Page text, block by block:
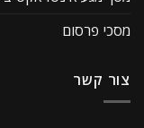
מסכי פרסום
צור קשר